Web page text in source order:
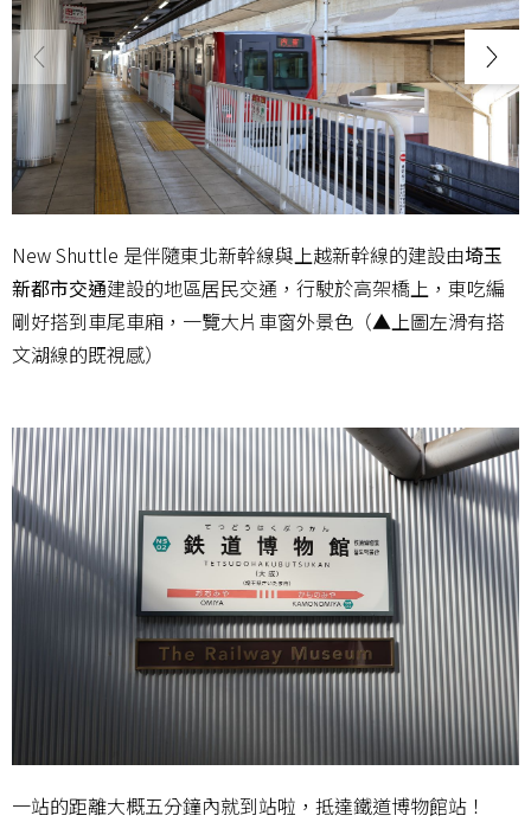
New Shuttle 是伴隨東北新幹線與上越新幹線的建設由埼玉
新都市交通建設的地區居民交通，行駛於高架橋上，東吃編
剛好搭到車尾車廂，一覽大片車窗外景色（▲上圖左滑有搭
文湖線的既視感）
一站的距離大概五分鐘內就到站啦，抵達鐵道博物館站！